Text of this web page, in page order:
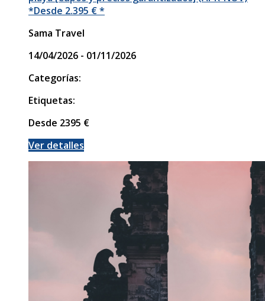
*Desde 2.395 € *
Sama Travel
14/04/2026 - 01/11/2026
Categorías:
Etiquetas:
Desde 2395 €
Ver detalles